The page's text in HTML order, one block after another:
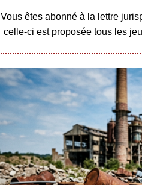
Vous êtes abonné à la lettre
celle-ci est proposée tous les